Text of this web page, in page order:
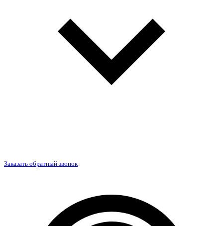
Заказать обратный звонок